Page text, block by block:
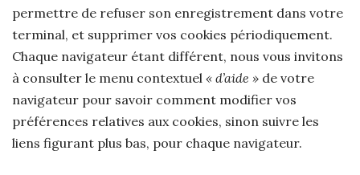
permettre de refuser son enregistrement dans votre
terminal, et supprimer vos cookies périodiquement.
Chaque navigateur étant différent, nous vous invitons
à consulter le menu contextuel « d’aide » de votre
navigateur pour savoir comment modifier vos
préférences relatives aux cookies, sinon suivre les
liens figurant plus bas, pour chaque navigateur.